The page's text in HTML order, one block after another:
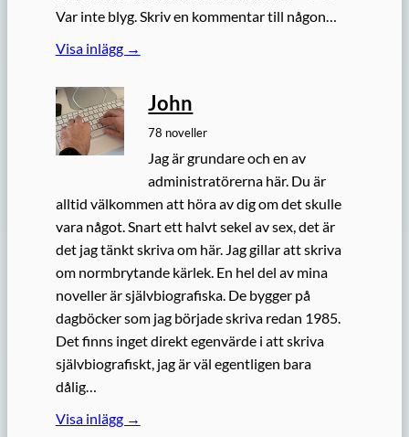
Var inte blyg. Skriv en kommentar till någon…
Visa inlägg →
John
78 noveller
Jag är grundare och en av
administratörerna här. Du är
alltid välkommen att höra av dig om det skulle
vara något. Snart ett halvt sekel av sex, det är
det jag tänkt skriva om här. Jag gillar att skriva
om normbrytande kärlek. En hel del av mina
noveller är självbiografiska. De bygger på
dagböcker som jag började skriva redan 1985.
Det finns inget direkt egenvärde i att skriva
självbiografiskt, jag är väl egentligen bara
dålig…
Visa inlägg →